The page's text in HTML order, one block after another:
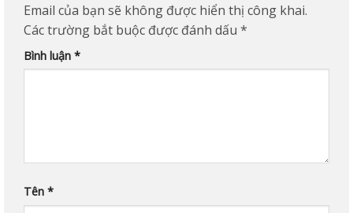
Email của bạn sẽ không được hiển thị công khai.
Các trường bắt buộc được đánh dấu *
Bình luận *
Tên *